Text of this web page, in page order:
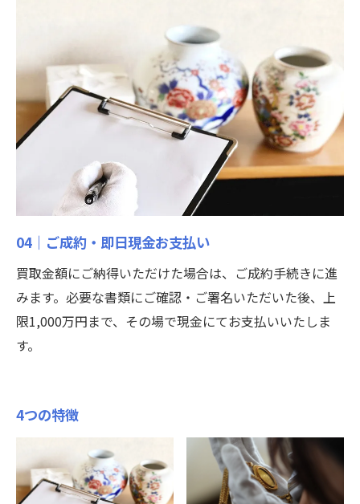
04｜ご成約・即日現金お支払い
買取金額にご納得いただけた場合は、ご成約手続きに進
みます。必要な書類にご確認・ご署名いただいた後、上
限1,000万円まで、その場で現金にてお支払いいたしま
す。
4つの特徴